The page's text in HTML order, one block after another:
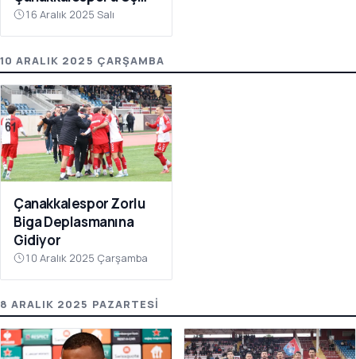
Puanı Getirdi
16 Aralık 2025 Salı
10 ARALIK 2025 ÇARŞAMBA
Çanakkalespor Zorlu
Biga Deplasmanına
Gidiyor
10 Aralık 2025 Çarşamba
8 ARALIK 2025 PAZARTESI